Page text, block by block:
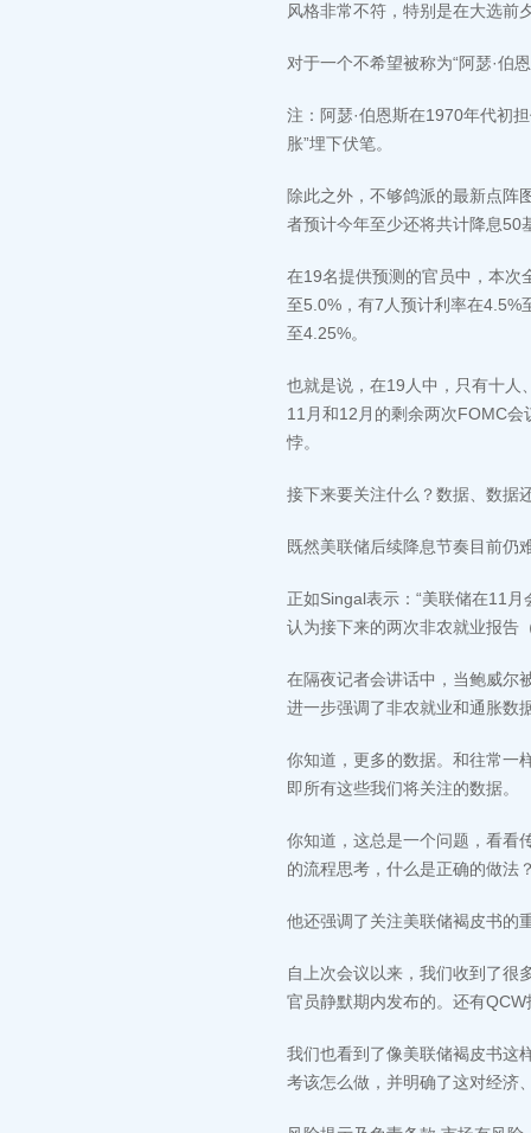
风格非常不符，特别是在大选前
对于一个不希望被称为“阿瑟·伯
注：阿瑟·伯恩斯在1970年代初
胀”埋下伏笔。
除此之外，不够鸽派的最新点阵
者预计今年至少还将共计降息50
在19名提供预测的官员中，本次
至5.0%，有7人预计利率在4.5%
至4.25%。
也就是说，在19人中，只有十人
11月和12月的剩余两次FOMC
悖。
接下来要关注什么？数据、数据
既然美联储后续降息节奏目前仍
正如Singal表示：“美联储在11
认为接下来的两次非农就业报告
在隔夜记者会讲话中，当鲍威尔
进一步强调了非农就业和通胀数
你知道，更多的数据。和往常一
即所有这些我们将关注的数据。
你知道，这总是一个问题，看看
的流程思考，什么是正确的做法
他还强调了关注美联储褐皮书的
自上次会议以来，我们收到了很
官员静默期内发布的。还有
我们也看到了像美联储褐皮书这
考该怎么做，并明确了这对经济